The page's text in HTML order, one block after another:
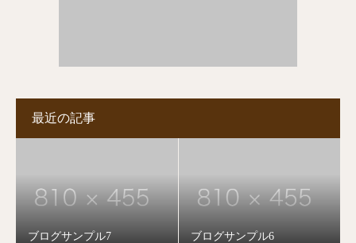
最近の記事
ブログサンプル7 ブログサンプル6